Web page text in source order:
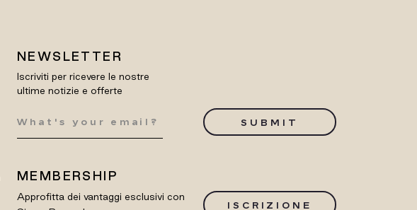
NEWSLETTER
Iscriviti per ricevere le nostre
ultime notizie e offerte
SUBMIT
MEMBERSHIP
Approfitta dei vantaggi esclusivi con
ISCRIZIONE